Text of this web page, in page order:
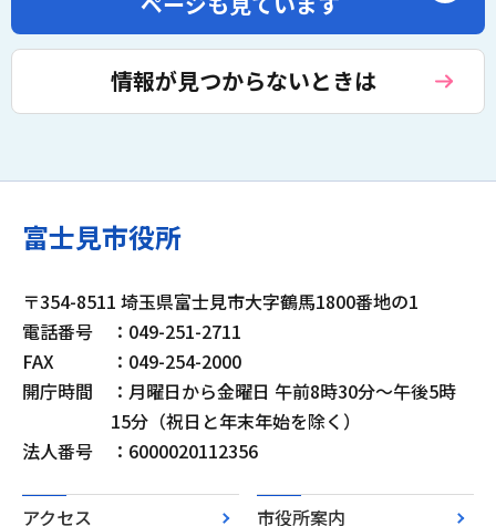
情報が見つからないときは
富士見市役所
〒354-8511 埼玉県富士見市大字鶴馬1800番地の1
電話番号
：049-251-2711
FAX
：049-254-2000
開庁時間
：月曜日から金曜日 午前8時30分～午後5時
15分（祝日と年末年始を除く）
法人番号
：6000020112356
アクセス 市役所案内